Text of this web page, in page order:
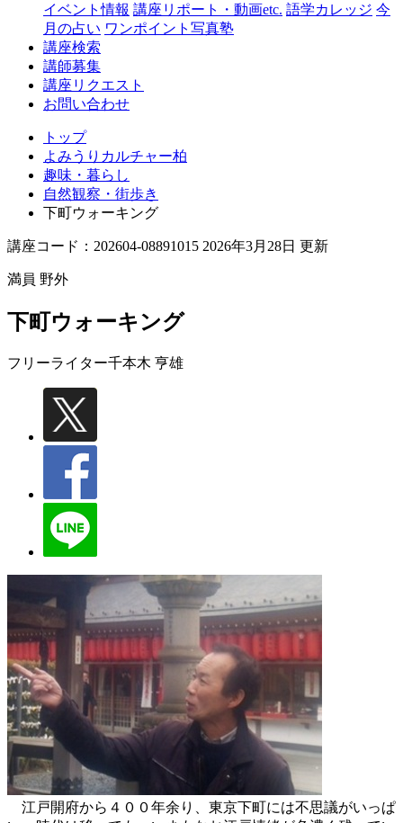
イベント情報 講座リポート・動画etc. 語学カレッジ 今
月の占い ワンポイント写真塾
講座検索
講師募集
講座リクエスト
お問い合わせ
トップ
よみうりカルチャー柏
趣味・暮らし
自然観察・街歩き
下町ウォーキング
講座コード：202604-08891015 2026年3月28日 更新
満員 野外
下町ウォーキング
フリーライター千本木 亨雄
江戸開府から４００年余り、東京下町には不思議がいっぱ